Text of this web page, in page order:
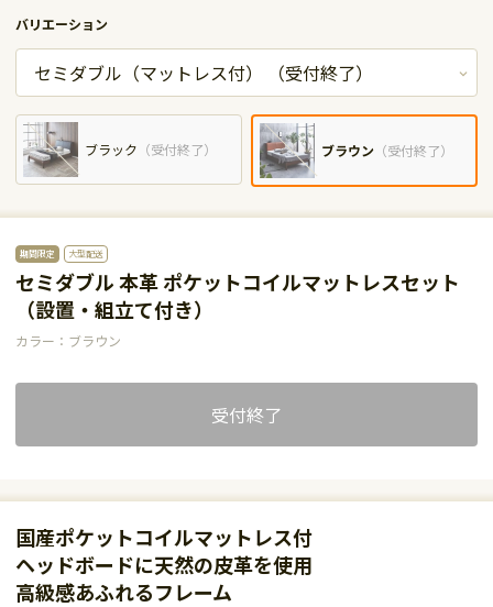
バリエーション
ブラック （受付終了） ブラウン （受付終了）
期間限定 大型配送
セミダブル 本革 ポケットコイルマットレスセット
（設置・組立て付き）
カラー：ブラウン
受付終了
国産ポケットコイルマットレス付
ヘッドボードに天然の皮革を使用
高級感あふれるフレーム